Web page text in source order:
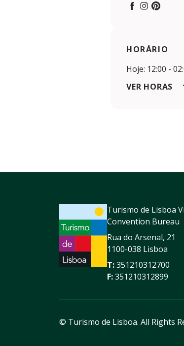
HORÁRIO
Hoje: 12:00 -
VER HORAS
Turismo de Lisboa
Convention Bureau
Rua do Arsenal, 21
1100-038 Lisboa
T:351210312700
F:351210312899
© Turismo de Lisboa. All Rights